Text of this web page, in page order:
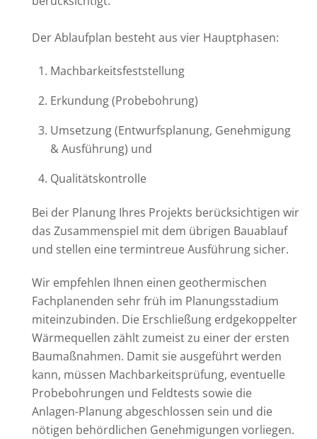
Der Ablaufplan besteht aus vier Hauptphasen:
Machbarkeitsfeststellung
Erkundung (Probebohrung)
Umsetzung (Entwurfsplanung, Genehmigung
& Ausführung) und
Qualitätskontrolle
Bei der Planung Ihres Projekts berücksichtigen wir
das Zusammenspiel mit dem übrigen Bauablauf
und stellen eine termintreue Ausführung sicher.
Wir empfehlen Ihnen einen geothermischen
Fachplanenden sehr früh im Planungsstadium
miteinzubinden. Die Erschließung erdgekoppelter
Wärmequellen zählt zumeist zu einer der ersten
Baumaßnahmen. Damit sie ausgeführt werden
kann, müssen Machbarkeitsprüfung, eventuelle
Probebohrungen und Feldtests sowie die
Anlagen-Planung abgeschlossen sein und die
nötigen behördlichen Genehmigungen vorliegen.